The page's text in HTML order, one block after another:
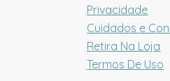
Privacidade
Cuidados e
Retira Na Loja
Termos De Uso